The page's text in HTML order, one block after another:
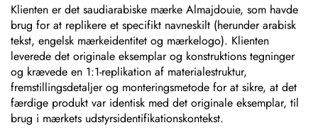
Klienten er det saudiarabiske mærke Almajdouie, som havde
brug for at replikere et specifikt navneskilt (herunder arabisk
tekst, engelsk mærkeidentitet og mærkelogo). Klienten
leverede det originale eksemplar og konstruktions tegninger
og krævede en 1:1-replikation af materialestruktur,
fremstillingsdetaljer og monteringsmetode for at sikre, at det
færdige produkt var identisk med det originale eksemplar, til
brug i mærkets udstyrsidentifikationskontekst.